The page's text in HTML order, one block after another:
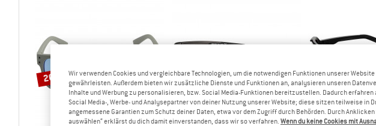
20% 20% 20%
Wir verwenden Cookies und vergleichbare Technologien, um die notwendigen Funktionen unserer Website
gewährleisten. Außerdem bieten wir zusätzliche Dienste und Funktionen an, analysieren unseren
Inhalte und Werbung zu personalisieren, bzw. Social Media-Funktionen bereitzustellen. Dadurch erfahren
Social Media-, Werbe- und Analysepartner von deiner Nutzung unserer Website; diese sitzen teilweise in
angemessene Garantien zum Schutz deiner Daten, etwa vor dem Zugriff durch Behörden. Durch Anklicken
auswählen“ erklärst du dich damit einverstanden, dass wir so verfahren. Wenn du keine Cookies mit